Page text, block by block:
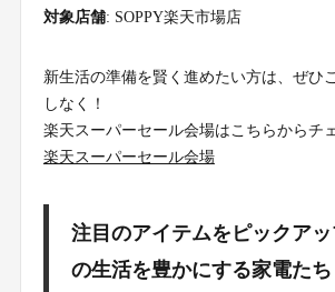
対象店舗: SOPPY楽天市場店
新生活の準備を賢く進めたい方は、ぜひ
しなく！
楽天スーパーセール会場はこちらからチ
楽天スーパーセール会場
注目のアイテムをピックア
の生活を豊かにする家電たち